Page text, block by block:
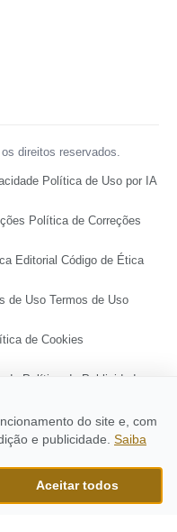
direitos reservados.
Política de Uso por IA
Política de Correções
Editorial Código de Ética
de Uso Termos de Uso
de Cookies
Política de Publicidade
do site e, com
e publicidade. Saiba
Aceitar todos